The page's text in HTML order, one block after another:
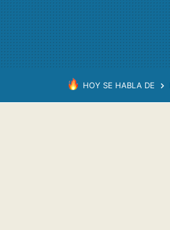
HOY SE HABLA DE